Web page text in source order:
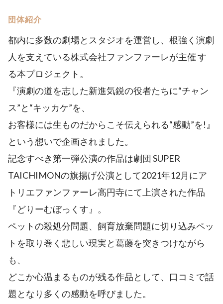
団体紹介
都内に多数の劇場とスタジオを運営し、根強く演劇
人を支えている株式会社ファンファーレが主催 す
る本プロジェクト。
『演劇の道を志した新進気鋭の役者たちに“チャン
ス”と“キッカケ”を、
お客様には生ものだからこそ伝えられる“感動”を!』
という想いで企画されました。
記念すべき第一弾公演の作品は劇団 SUPER
TAICHIMONの旗揚げ公演として2021年12月にア
トリエファンファーレ高円寺にて上演された作品
『どりーむぼっくす』。
ペットの殺処分問題、飼育放棄問題に切り込みペッ
トを取り巻く悲しい現実と葛藤を突きつけながら
も、
どこか心温まるものが残る作品として、口コミで話
題となり多くの感動を呼びました。